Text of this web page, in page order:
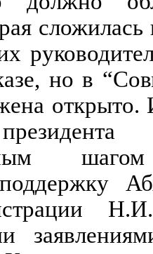
но в
открыто.